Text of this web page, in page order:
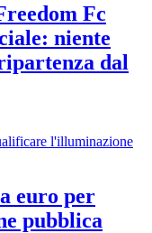
Fc
niente
dal
euro per
pubblica